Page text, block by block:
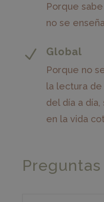
Porque
no se
N Global
Porque no
la lectura
del día a
en la vida